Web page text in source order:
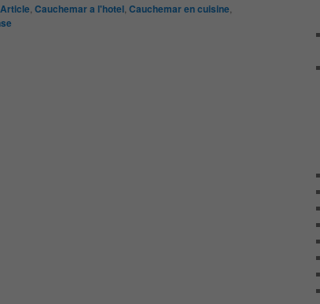
Article Cauchemar a l'hotel Cauchemar en cuisine